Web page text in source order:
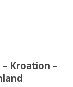
Kroation –